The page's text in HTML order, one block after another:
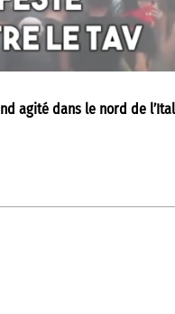
agité dans le nord de